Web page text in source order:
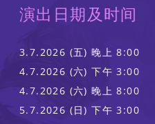
演出日期及时间
3.7.2026 (五) 晚上 8:00
4.7.2026 (六) 下午 3:00
4.7.2026 (六) 晚上 8:00
5.7.2026 (⽇) 下午 3:00